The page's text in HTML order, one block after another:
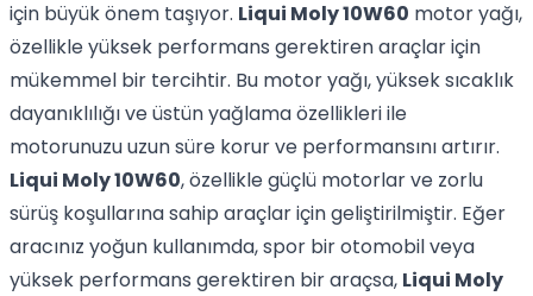
için büyük önem taşıyor. Liqui Moly 10W60 motor yağı,
özellikle yüksek performans gerektiren araçlar için
mükemmel bir tercihtir. Bu motor yağı, yüksek sıcaklık
dayanıklılığı ve üstün yağlama özellikleri ile
motorunuzu uzun süre korur ve performansını artırır.
Liqui Moly 10W60, özellikle güçlü motorlar ve zorlu
sürüş koşullarına sahip araçlar için geliştirilmiştir. Eğer
aracınız yoğun kullanımda, spor bir otomobil veya
yüksek performans gerektiren bir araçsa, Liqui Moly